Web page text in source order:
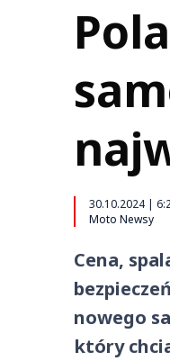
30.10.2024 |
Moto Newsy
Cena,
nowego
który